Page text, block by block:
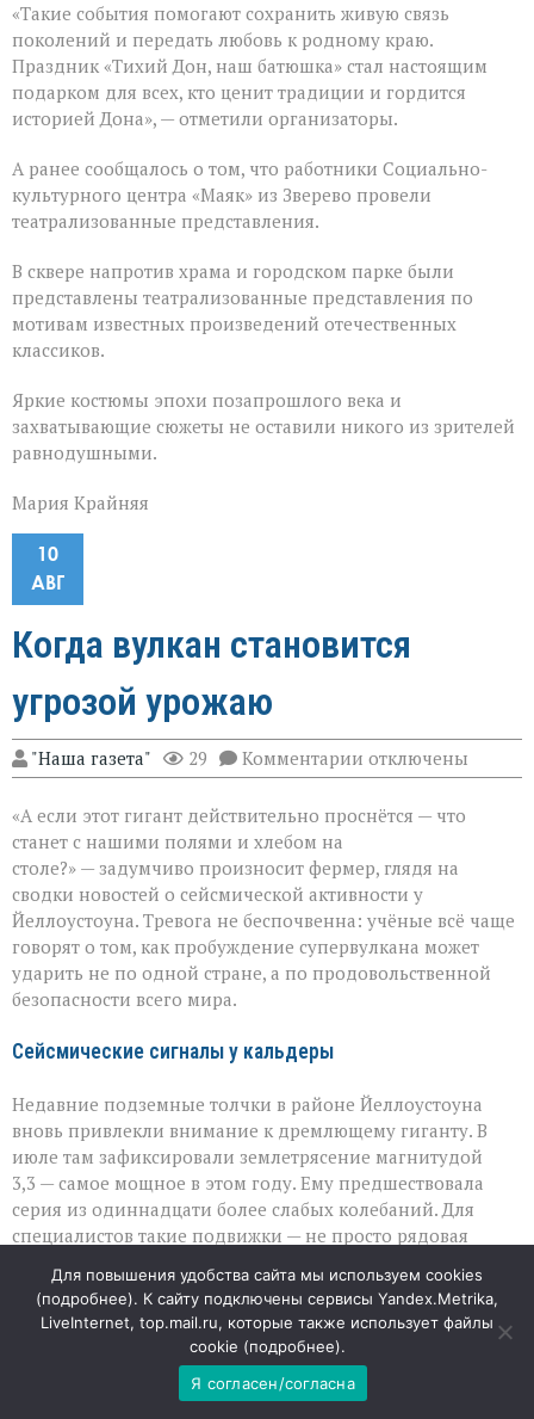
«Такие события помогают сохранить живую связь
поколений и передать любовь к родному краю.
Праздник «Тихий Дон, наш батюшка» стал настоящим
подарком для всех, кто ценит традиции и гордится
историей Дона», — отметили организаторы.
А ранее сообщалось о том, что работники Социально-
культурного центра «Маяк» из Зверево провели
театрализованные представления.
В сквере напротив храма и городском парке были
представлены театрализованные представления по
мотивам известных произведений отечественных
классиков.
Яркие костюмы эпохи позапрошлого века и
захватывающие сюжеты не оставили никого из зрителей
равнодушными.
Мария Крайняя
10
АВГ
Когда вулкан становится
угрозой урожаю
"Наша газета" 29 Комментарии к
записи
вулкан
урожаю
отключены
«А если этот гигант действительно проснётся — что
станет с нашими полями и хлебом на
столе?» — задумчиво произносит фермер, глядя на
сводки новостей о сейсмической активности у
Йеллоустоуна. Тревога не беспочвенна: учёные всё чаще
говорят о том, как пробуждение супервулкана может
ударить не по одной стране, а по продовольственной
безопасности всего мира.
Сейсмические сигналы у кальдеры
Недавние подземные толчки в районе Йеллоустоуна
вновь привлекли внимание к дремлющему гиганту. В
июле там зафиксировали землетрясение магнитудой
3,3 — самое мощное в этом году. Ему предшествовала
серия из одиннадцати более слабых колебаний. Для
специалистов такие подвижки — не просто рядовая
магматической системы: они могут быть признаком того,
что вулкан ведёт себя активнее, чем ожидалось.
Уроки прошлого: когда лето исчезает
Для повышения удобства сайта мы используем cookies
(подробнее). К сайту подключены сервисы Yandex.Metrika,
LiveInternet, top.mail.ru, которые также использует файлы
cookie (подробнее).
Я согласен/согласна